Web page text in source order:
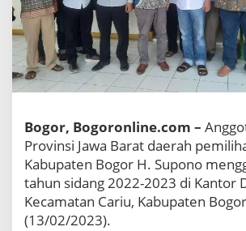
e
a
r
J
a
P
e
n
y
b
Bogor, Bogoronline.com –
Provinsi Jawa Barat daerah
Kabupaten Bogor H. Supono
tahun sidang 2022-2023 di Kantor
Kecamatan Cariu, Kabupaten
(13/02/2023).